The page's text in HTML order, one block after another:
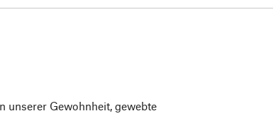
unserer Gewohnheit, gewebte